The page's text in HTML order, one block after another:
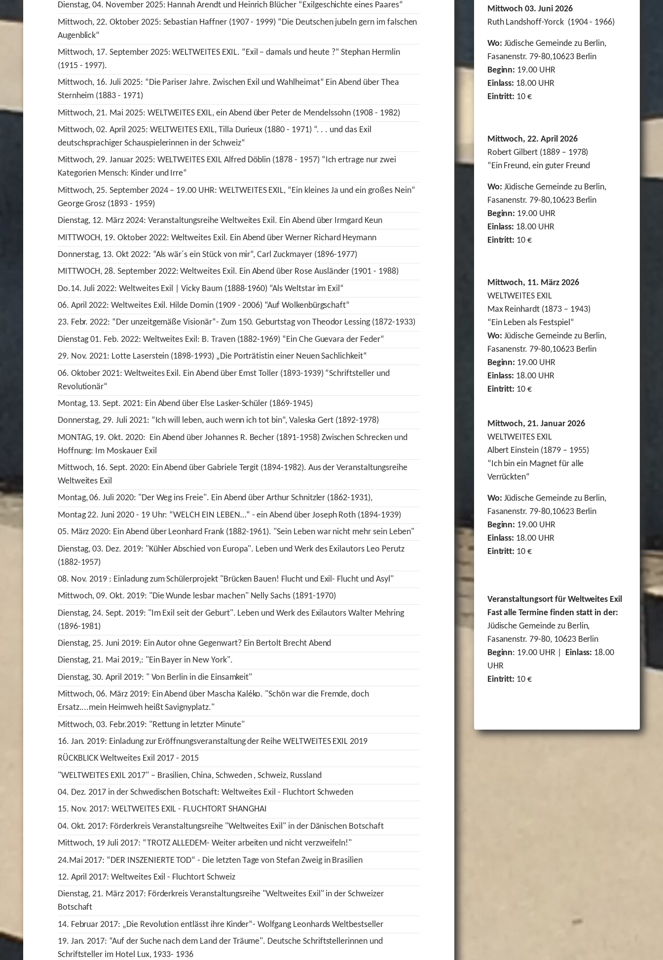
Dienstag, 04. November 2025: Hannah Arendt und Heinrich Blücher “Exilgeschichte eines Paares“
Mittwoch, 22. Oktober 2025: Sebastian Haffner (1907 - 1999) “Die Deutschen jubeln gern im falschen
Augenblick“
Mittwoch, 17. September 2025: WELTWEITES EXIL. “Exil – damals und heute ?“ Stephan Hermlin
(1915 - 1997).
Mittwoch, 16. Juli 2025: “Die Pariser Jahre. Zwischen Exil und Wahlheimat“ Ein Abend über Thea
Sternheim (1883 - 1971)
Mittwoch, 21. Mai 2025: WELTWEITES EXIL, ein Abend über Peter de Mendelssohn (1908 - 1982)
Mittwoch, 02. April 2025: WELTWEITES EXIL, Tilla Durieux (1880 - 1971) “. . . und das Exil
deutschsprachiger Schauspielerinnen in der Schweiz“
Mittwoch, 29. Januar 2025: WELTWEITES EXIL Alfred Döblin (1878 - 1957) “Ich ertrage nur zwei
Kategorien Mensch: Kinder und Irre“
Mittwoch, 25. September 2024 – 19.00 UHR: WELTWEITES EXIL, “Ein kleines Ja und ein großes Nein“
George Grosz (1893 - 1959)
Dienstag, 12. März 2024: Veranstaltungsreihe Weltweites Exil. Ein Abend über Irmgard Keun
MITTWOCH, 19. Oktober 2022: Weltweites Exil. Ein Abend über Werner Richard Heymann
Donnerstag, 13. Okt 2022: “Als wär´s ein Stück von mir“, Carl Zuckmayer (1896-1977)
MITTWOCH, 28. September 2022: Weltweites Exil. Ein Abend über Rose Ausländer (1901 - 1988)
Do.14. Juli 2022: Weltweites Exil | Vicky Baum (1888-1960) “Als Weltstar im Exil“
06. April 2022: Weltweites Exil. Hilde Domin (1909 - 2006) “Auf Wolkenbürgschaft“
23. Febr. 2022: “Der unzeitgemäße Visionär“- Zum 150. Geburtstag von Theodor Lessing (1872-1933)
Dienstag 01. Feb. 2022: Weltweites Exil: B. Traven (1882-1969) “Ein Che Guevara der Feder“
29. Nov. 2021: Lotte Laserstein (1898-1993) „Die Porträtistin einer Neuen Sachlichkeit“
06. Oktober 2021: Weltweites Exil. Ein Abend über Ernst Toller (1893-1939) “Schriftsteller und
Revolutionär“
Montag, 13. Sept. 2021: Ein Abend über Else Lasker-Schüler (1869-1945)
Donnerstag, 29. Juli 2021: “Ich will leben, auch wenn ich tot bin“, Valeska Gert (1892-1978)
MONTAG, 19. Okt. 2020: Ein Abend über Johannes R. Becher (1891-1958) Zwischen Schrecken und
Hoffnung: Im Moskauer Exil
Mittwoch, 16. Sept. 2020: Ein Abend über Gabriele Tergit (1894-1982). Aus der Veranstaltungsreihe
Weltweites Exil
Montag, 06. Juli 2020: "Der Weg ins Freie". Ein Abend über Arthur Schnitzler (1862-1931),
Montag 22. Juni 2020 - 19 Uhr: “WELCH EIN LEBEN…“ - ein Abend über Joseph Roth (1894-1939)
05. März 2020: Ein Abend über Leonhard Frank (1882-1961). "Sein Leben war nicht mehr sein Leben"
Dienstag, 03. Dez. 2019: "Kühler Abschied von Europa". Leben und Werk des Exilautors Leo Perutz
(1882-1957)
08. Nov. 2019 : Einladung zum Schülerprojekt "Brücken Bauen! Flucht und Exil- Flucht und Asyl"
Mittwoch, 09. Okt. 2019: "Die Wunde lesbar machen" Nelly Sachs (1891-1970)
Dienstag, 24. Sept. 2019: "Im Exil seit der Geburt". Leben und Werk des Exilautors Walter Mehring
(1896-1981)
Dienstag, 25. Juni 2019: Ein Autor ohne Gegenwart? Ein Bertolt Brecht Abend
Dienstag, 21. Mai 2019,: "Ein Bayer in New York".
Dienstag, 30. April 2019: " Von Berlin in die Einsamkeit"
Mittwoch, 06. März 2019: Ein Abend über Mascha Kaléko. "Schön war die Fremde, doch
Ersatz....mein Heimweh heißt Savignyplatz."
Mittwoch, 03. Febr.2019: "Rettung in letzter Minute"
16. Jan. 2019: Einladung zur Eröffnungsveranstaltung der Reihe WELTWEITES EXIL 2019
RÜCKBLICK Weltweites Exil 2017 - 2015
"WELTWEITES EXIL 2017" – Brasilien, China, Schweden , Schweiz, Russland
04. Dez. 2017 in der Schwedischen Botschaft: Weltweites Exil - Fluchtort Schweden
15. Nov. 2017: WELTWEITES EXIL - FLUCHTORT SHANGHAI
04. Okt. 2017: Förderkreis Veranstaltungsreihe "Weltweites Exil" in der Dänischen Botschaft
Mittwoch, 19 Juli 2017: “TROTZ ALLEDEM- Weiter arbeiten und nicht verzweifeln!"
24.Mai 2017: “DER INSZENIERTE TOD“ - Die letzten Tage von Stefan Zweig in Brasilien
12. April 2017: Weltweites Exil - Fluchtort Schweiz
Dienstag, 21. März 2017: Förderkreis Veranstaltungsreihe "Weltweites Exil" in der Schweizer
Botschaft
14. Februar 2017: „Die Revolution entlässt ihre Kinder“- Wolfgang Leonhards Weltbestseller
19. Jan. 2017: “Auf der Suche nach dem Land der Träume". Deutsche Schriftstellerinnen und
Schriftsteller im Hotel Lux, 1933- 1936
Mittwoch 03. Juni 2026
Ruth Landshoff-Yorck (1904 - 1966)
Wo: Jüdische Gemeinde zu Berlin,
Fasanenstr. 79-80,10623 Berlin
Beginn: 19.00 UHR
Einlass: 18.00 UHR
Eintritt: 10 €
Mittwoch, 22. April 2026
Robert Gilbert (1889 – 1978)
“Ein Freund, ein guter Freund
Wo: Jüdische Gemeinde zu Berlin,
Fasanenstr. 79-80,10623 Berlin
Beginn: 19.00 UHR
Einlass: 18.00 UHR
Eintritt: 10 €
Mittwoch, 11. März 2026
WELTWEITES EXIL
Max Reinhardt (1873 – 1943)
“Ein Leben als Festspiel“
Wo: Jüdische Gemeinde zu Berlin,
Fasanenstr. 79-80,10623 Berlin
Beginn: 19.00 UHR
Einlass: 18.00 UHR
Eintritt: 10 €
Mittwoch, 21. Januar 2026
WELTWEITES EXIL
Albert Einstein (1879 – 1955)
“Ich bin ein Magnet für alle
Verrückten“
Wo: Jüdische Gemeinde zu Berlin,
Fasanenstr. 79-80,10623 Berlin
Beginn: 19.00 UHR
Einlass: 18.00 UHR
Eintritt: 10 €
Veranstaltungsort für Weltweites Exil
Fast alle Termine finden statt in der:
Jüdische Gemeinde zu Berlin,
Fasanenstr. 79-80, 10623 Berlin
Beginn: 19.00 UHR | Einlass: 18.00
UHR
Eintritt: 10 €